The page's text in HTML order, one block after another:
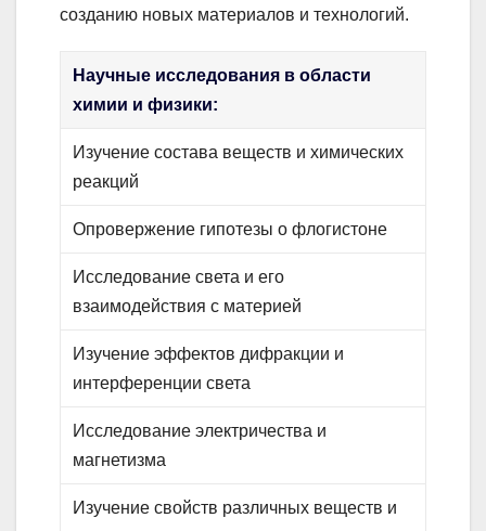
созданию новых материалов и технологий.
Научные исследования в области
химии и физики:
Изучение состава веществ и химических
реакций
Опровержение гипотезы о флогистоне
Исследование света и его
взаимодействия с материей
Изучение эффектов дифракции и
интерференции света
Исследование электричества и
магнетизма
Изучение свойств различных веществ и